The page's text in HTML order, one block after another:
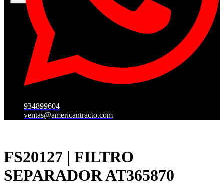
934899604
ventas@americantracto.com
FS20127 | FILTRO
SEPARADOR AT365870